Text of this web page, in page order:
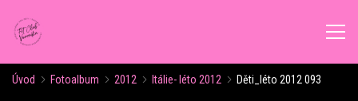
Úvod Fotoalbum 2012 Itálie- léto 2012 Děti_léto 2012 093